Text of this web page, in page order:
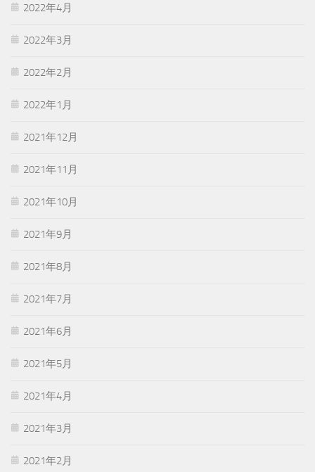
2022年4月
2022年3月
2022年2月
2022年1月
2021年12月
2021年11月
2021年10月
2021年9月
2021年8月
2021年7月
2021年6月
2021年5月
2021年4月
2021年3月
2021年2月